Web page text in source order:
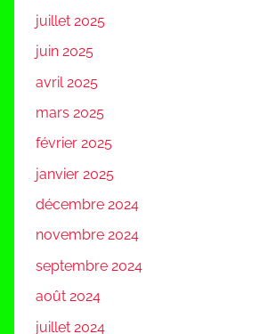
juillet 2025
juin 2025
avril 2025
mars 2025
février 2025
janvier 2025
décembre 2024
novembre 2024
septembre 2024
août 2024
juillet 2024